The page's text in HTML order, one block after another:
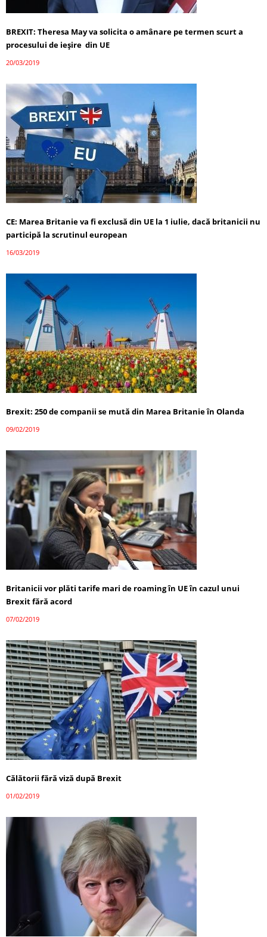
BREXIT: Theresa May va solicita o amânare pe termen scurt a
procesului de ieşire din UE
20/03/2019
CE: Marea Britanie va fi exclusă din UE la 1 iulie, dacă britanicii nu
participă la scrutinul european
16/03/2019
Brexit: 250 de companii se mută din Marea Britanie în Olanda
09/02/2019
Britanicii vor plăti tarife mari de roaming în UE în cazul unui
Brexit fără acord
07/02/2019
Călătorii fără viză după Brexit
01/02/2019